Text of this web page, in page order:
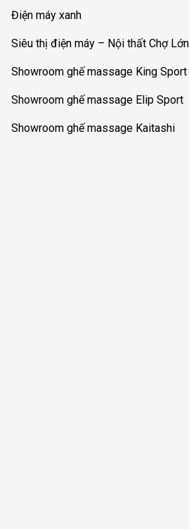
Điện máy xanh
Siêu thị điện máy – Nội thất Chợ Lớn
Showroom ghế massage King Sport
Showroom ghế massage Elip Sport
Showroom ghế massage Kaitashi